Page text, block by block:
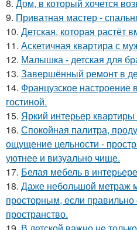
8. Дом, в который хочется
9. Приватная мастер -
10. Детская, которая растёт
11. Аскетичная квартира с
12. Малышка - детская для
13. Завершённый ремонт в
14. Французское настроение
гостиной.
15. Яркий интерьер квартиры
16. Спокойная палитра,
ощущение цельности -
уютнее и визуально чище.
17. Белая мебель в
18. Даже небольшой метраж
просторным, если правильно
пространство.